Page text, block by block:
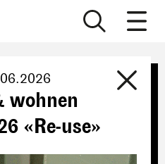
wohnen
«Re-use»